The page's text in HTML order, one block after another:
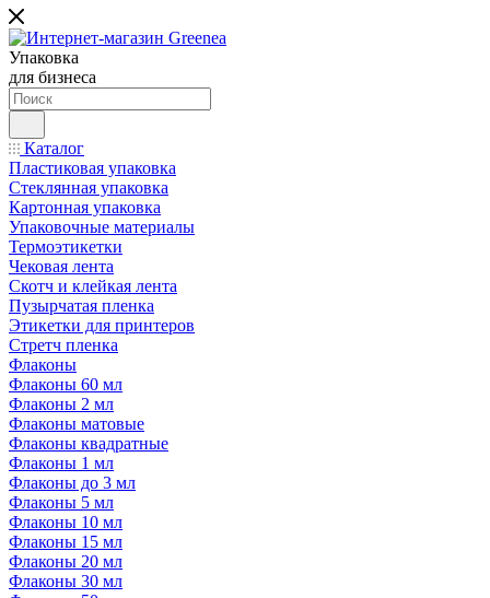
Упаковка
для бизнеса
Каталог
Пластиковая упаковка
Стеклянная упаковка
Картонная упаковка
Упаковочные материалы
Термоэтикетки
Чековая лента
Скотч и клейкая лента
Пузырчатая пленка
Этикетки для принтеров
Стретч пленка
Флаконы
Флаконы 60 мл
Флаконы 2 мл
Флаконы матовые
Флаконы квадратные
Флаконы 1 мл
Флаконы до 3 мл
Флаконы 5 мл
Флаконы 10 мл
Флаконы 15 мл
Флаконы 20 мл
Флаконы 30 мл